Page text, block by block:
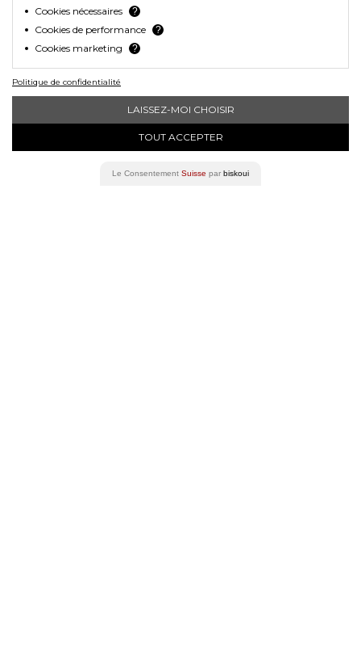
Produits
Tous les casques de vélo
ULTRA
ULTRA E-BIKE
Inscrivez-vous à notre newsletter !
Cookies nécessaires ?
Cookies de performance ?
Cookies marketing ?
Politique de confidentialité
LAISSEZ-MOI CHOISIR
TOUT ACCEPTER
Le Consentement Suisse par biskoui